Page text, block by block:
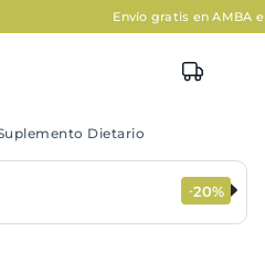
Envío gratis en AMBA en compras
Dietario
-20%